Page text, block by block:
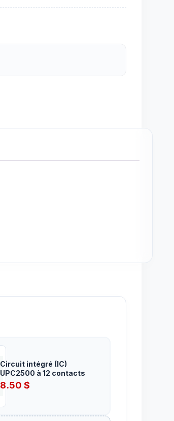
Circuit intégré (IC)
UPC2500 à 12 contacts
8.50 $